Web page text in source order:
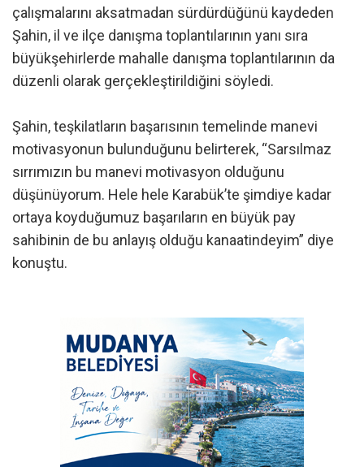
çalışmalarını aksatmadan sürdürdüğünü kaydeden
Şahin, il ve ilçe danışma toplantılarının yanı sıra
büyükşehirlerde mahalle danışma toplantılarının da
düzenli olarak gerçekleştirildiğini söyledi.
Şahin, teşkilatların başarısının temelinde manevi
motivasyonun bulunduğunu belirterek, “Sarsılmaz
sırrımızın bu manevi motivasyon olduğunu
düşünüyorum. Hele hele Karabük’te şimdiye kadar
ortaya koyduğumuz başarıların en büyük pay
sahibinin de bu anlayış olduğu kanaatindeyim” diye
konuştu.